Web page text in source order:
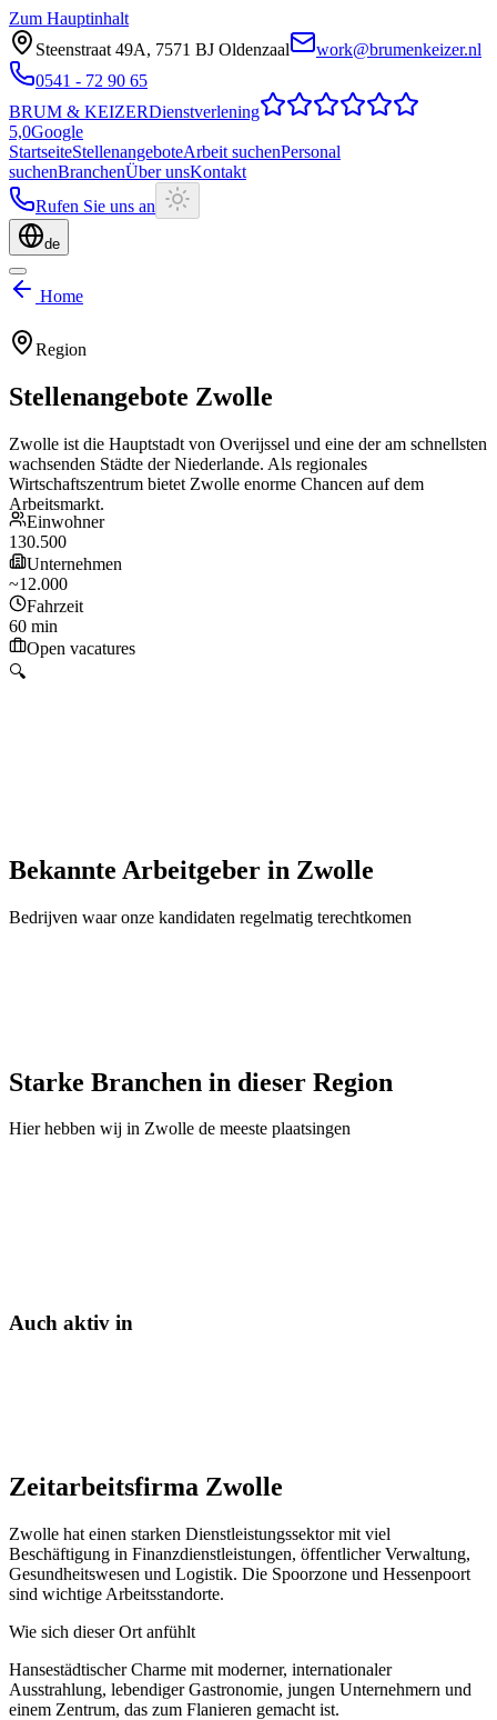
Zum Hauptinhalt
Steenstraat 49A, 7571 BJ Oldenzaal
work@brumenkeizer.nl
0541 - 72 90 65
BRUM & KEIZERDienstverlening
5,0Google
StartseiteStellenangeboteArbeit suchenPersonal
suchenBranchenÜber unsKontakt
Rufen Sie uns an
de
Home
Region
Stellenangebote Zwolle
Zwolle ist die Hauptstadt von Overijssel und eine der am schnellsten
wachsenden Städte der Niederlande. Als regionales
Wirtschaftszentrum bietet Zwolle enorme Chancen auf dem
Arbeitsmarkt.
Einwohner
130.500
Unternehmen
~12.000
Fahrzeit
60 min
Open vacatures
🔍
Bekannte Arbeitgeber in Zwolle
Bedrijven waar onze kandidaten regelmatig terechtkomen
Starke Branchen in dieser Region
Hier hebben wij in Zwolle de meeste plaatsingen
Auch aktiv in
Zeitarbeitsfirma Zwolle
Zwolle hat einen starken Dienstleistungssektor mit viel
Beschäftigung in Finanzdienstleistungen, öffentlicher Verwaltung,
Gesundheitswesen und Logistik. Die Spoorzone und Hessenpoort
sind wichtige Arbeitsstandorte.
Wie sich dieser Ort anfühlt
Hansestädtischer Charme mit moderner, internationaler
Ausstrahlung, lebendiger Gastronomie, jungen Unternehmern und
einem Zentrum, das zum Flanieren gemacht ist.